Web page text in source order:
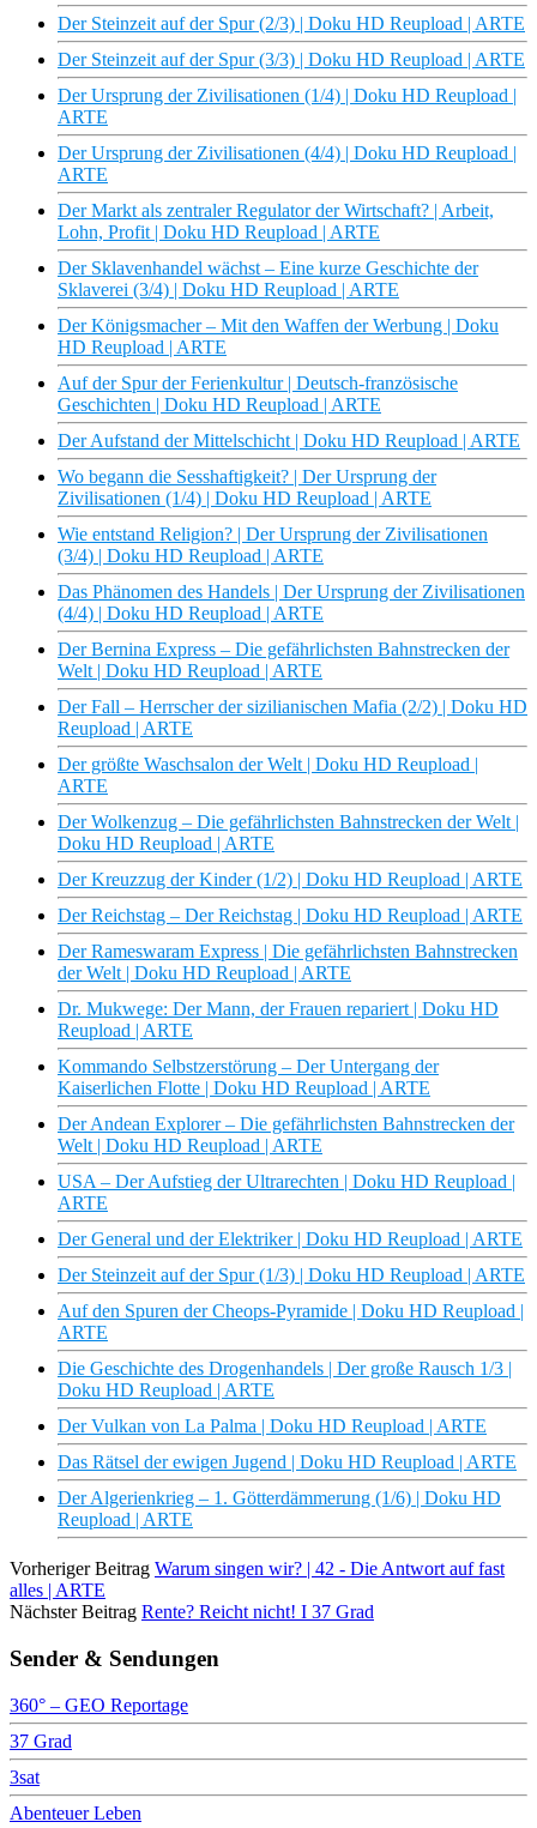
Der Steinzeit auf der Spur (2/3) | Doku HD Reupload | ARTE
Der Steinzeit auf der Spur (3/3) | Doku HD Reupload | ARTE
Der Ursprung der Zivilisationen (1/4) | Doku HD Reupload |
ARTE
Der Ursprung der Zivilisationen (4/4) | Doku HD Reupload |
ARTE
Der Markt als zentraler Regulator der Wirtschaft? | Arbeit,
Lohn, Profit | Doku HD Reupload | ARTE
Der Sklavenhandel wächst – Eine kurze Geschichte der
Sklaverei (3/4) | Doku HD Reupload | ARTE
Der Königsmacher – Mit den Waffen der Werbung | Doku
HD Reupload | ARTE
Auf der Spur der Ferienkultur | Deutsch-französische
Geschichten | Doku HD Reupload | ARTE
Der Aufstand der Mittelschicht | Doku HD Reupload | ARTE
Wo begann die Sesshaftigkeit? | Der Ursprung der
Zivilisationen (1/4) | Doku HD Reupload | ARTE
Wie entstand Religion? | Der Ursprung der Zivilisationen
(3/4) | Doku HD Reupload | ARTE
Das Phänomen des Handels | Der Ursprung der Zivilisationen
(4/4) | Doku HD Reupload | ARTE
Der Bernina Express – Die gefährlichsten Bahnstrecken der
Welt | Doku HD Reupload | ARTE
Der Fall – Herrscher der sizilianischen Mafia (2/2) | Doku HD
Reupload | ARTE
Der größte Waschsalon der Welt | Doku HD Reupload |
ARTE
Der Wolkenzug – Die gefährlichsten Bahnstrecken der Welt |
Doku HD Reupload | ARTE
Der Kreuzzug der Kinder (1/2) | Doku HD Reupload | ARTE
Der Reichstag – Der Reichstag | Doku HD Reupload | ARTE
Der Rameswaram Express | Die gefährlichsten Bahnstrecken
der Welt | Doku HD Reupload | ARTE
Dr. Mukwege: Der Mann, der Frauen repariert | Doku HD
Reupload | ARTE
Kommando Selbstzerstörung – Der Untergang der
Kaiserlichen Flotte | Doku HD Reupload | ARTE
Der Andean Explorer – Die gefährlichsten Bahnstrecken der
Welt | Doku HD Reupload | ARTE
USA – Der Aufstieg der Ultrarechten | Doku HD Reupload |
ARTE
Der General und der Elektriker | Doku HD Reupload | ARTE
Der Steinzeit auf der Spur (1/3) | Doku HD Reupload | ARTE
Auf den Spuren der Cheops-Pyramide | Doku HD Reupload |
ARTE
Die Geschichte des Drogenhandels | Der große Rausch 1/3 |
Doku HD Reupload | ARTE
Der Vulkan von La Palma | Doku HD Reupload | ARTE
Das Rätsel der ewigen Jugend | Doku HD Reupload | ARTE
Der Algerienkrieg – 1. Götterdämmerung (1/6) | Doku HD
Reupload | ARTE
Vorheriger Beitrag Warum singen wir? | 42 - Die Antwort auf fast
alles | ARTE
Nächster Beitrag Rente? Reicht nicht! I 37 Grad
Sender & Sendungen
360° – GEO Reportage
37 Grad
3sat
Abenteuer Leben